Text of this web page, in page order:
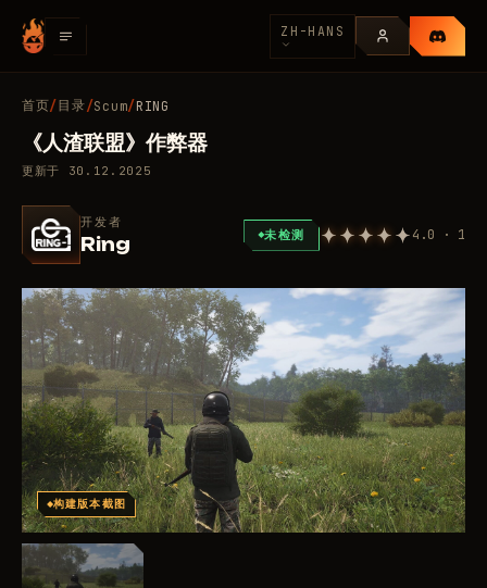
ZH-HANS
首页/目录/Scum/RING
《人渣联盟》作弊器
更新于 30.12.2025
开发者
Ring 未检测 4.0 · 1
构建版本截图